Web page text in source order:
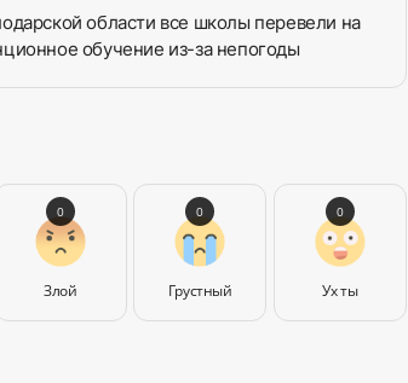
области все школы перевели на
обучение из-за непогоды
Злой
0
Грустный
0
Ух ты
0